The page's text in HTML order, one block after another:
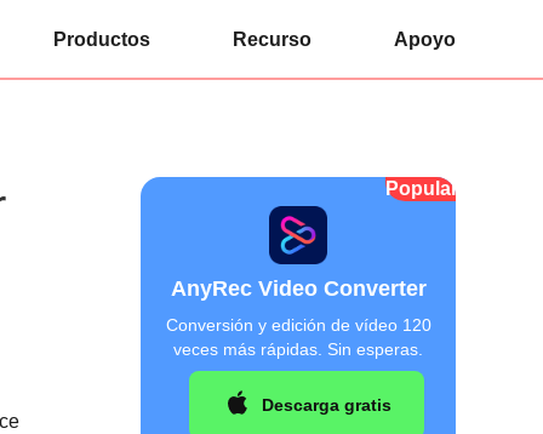
Productos Recurso Apoyo
Popular
AnyRec Video Converter
Conversión y edición de vídeo 120
veces más rápidas. Sin esperas.
Descarga gratis